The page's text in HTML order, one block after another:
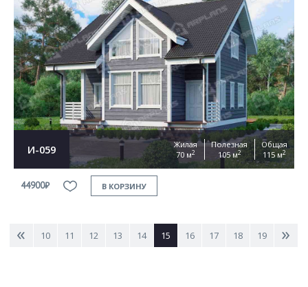
И-059
Жилая
70 м2
Полезная
105 м2
Общая
115 м2
44900₽ В КОРЗИНУ
< 10 11 12 13 14 15 16 17 18 19 >